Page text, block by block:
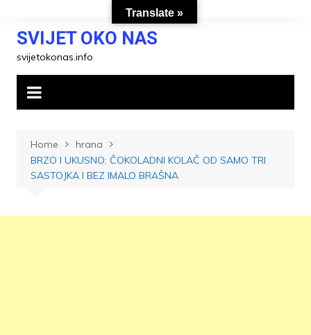
contentSVIJET OKO NAS
svijetokonas.info
Home
hrana
BRZO I UKUSNO: ČOKOLADNI KOLAČ OD SAMO TRI
SASTOJKA I BEZ IMALO BRAŠNA
Translate »